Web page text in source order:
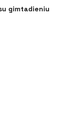
gimtadieniu